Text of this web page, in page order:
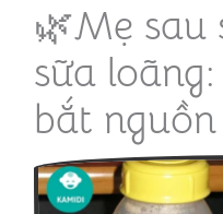
🌿Mẹ sau
sữa
bắt